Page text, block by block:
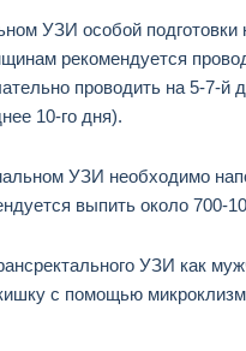
УЗИ особой
рекомендуется
проводить на 5-7-й
10-го дня).
УЗИ необходимо
выпить около 700-
УЗИ как
с помощью